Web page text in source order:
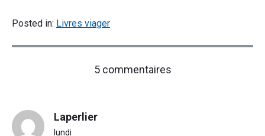
Posted in: Livres viager
5 commentaireson
Laperlier
lundi